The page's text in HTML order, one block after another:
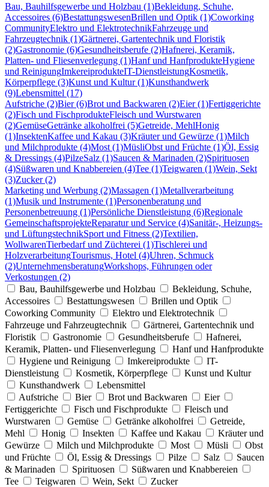
Bau, Bauhilfsgewerbe und Holzbau (1)Bekleidung, Schuhe,
Accessoires (6)BestattungswesenBrillen und Optik (1)Coworking
CommunityElektro und ElektrotechnikFahrzeuge und
Fahrzeugtechnik (1)Gärtnerei, Gartentechnik und Floristik
(2)Gastronomie (6)Gesundheitsberufe (2)Hafnerei, Keramik,
Platten- und Fliesenverlegung (1)Hanf und HanfprodukteHygiene
und ReinigungImkereiprodukteIT-DienstleistungKosmetik,
Körperpflege (3)Kunst und Kultur (1)Kunsthandwerk
(9)Lebensmittel (17)
Aufstriche (2)Bier (6)Brot und Backwaren (2)Eier (1)Fertiggerichte
(2)Fisch und FischprodukteFleisch und Wurstwaren
(2)GemüseGetränke alkoholfrei (5)Getreide, MehlHonig
(1)InsektenKaffee und Kakau (3)Kräuter und Gewürze (1)Milch
und Milchprodukte (4)Most (1)MüsliObst und Früchte (1)Öl, Essig
& Dressings (4)PilzeSalz (1)Saucen & Marinaden (2)Spirituosen
(4)Süßwaren und Knabbereien (4)Tee (1)Teigwaren (1)Wein, Sekt
(3)Zucker (2)
Marketing und Werbung (2)Massagen (1)Metallverarbeitung
(1)Musik und Instrumente (1)Personenberatung und
Personenbetreuung (1)Persönliche Dienstleistung (6)Regionale
GemeinschaftsprojekteReparatur und Service (4)Sanitär-, Heizungs-
und LüftungstechnikSport und Fitness (2)Textilien,
WollwarenTierbedarf und Züchterei (1)Tischlerei und
HolzverarbeitungTourismus, Hotel (4)Uhren, Schmuck
(2)UnternehmensberatungWorkshops, Führungen oder
Verkostungen (2)
Bau, Bauhilfsgewerbe und Holzbau
Bekleidung, Schuhe,
Accessoires
Bestattungswesen
Brillen und Optik
Coworking Community
Elektro und Elektrotechnik
Fahrzeuge und Fahrzeugtechnik
Gärtnerei, Gartentechnik und
Floristik
Gastronomie Gesundheitsberufe
Hafnerei,
Keramik, Platten- und Fliesenverlegung
Hanf und Hanfprodukte
Hygiene und Reinigung
Imkereiprodukte
IT-
Dienstleistung
Kosmetik, Körperpflege
Kunst und Kultur
Kunsthandwerk
Lebensmittel
Aufstriche
Bier Brot und Backwaren
Eier
Fertiggerichte
Fisch und Fischprodukte
Fleisch und
Wurstwaren
Gemüse Getränke alkoholfrei
Getreide,
Mehl
Honig Insekten Kaffee und Kakau
Kräuter und
Gewürze
Milch und Milchprodukte Most Müsli
Obst
und Früchte
Öl, Essig & Dressings Pilze Salz
Saucen
& Marinaden
Spirituosen
Süßwaren und Knabbereien
Tee
Teigwaren Wein, Sekt
Zucker